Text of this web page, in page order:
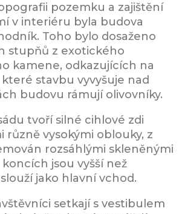
pozemku a zajištění
v interiéru byla budova
Toho bylo dosaženo
stupňů z exotického
kamene, odkazujících na
stavbu vyvyšuje nad
budovu rámují olivovníky.
tvoří silné cihlové zdi
různě vysokými oblouky, z
rozsáhlými skleněnými
jsou vyšší než
jako hlavní vchod.
setkají s vestibulem